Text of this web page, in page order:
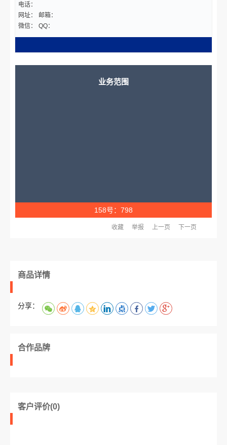
电话：
网址：
邮箱：
微信：
QQ：
业务范围
158号：798
收藏 举报 上一页 下一页
商品详情
分享：
合作品牌
客户评价(0)